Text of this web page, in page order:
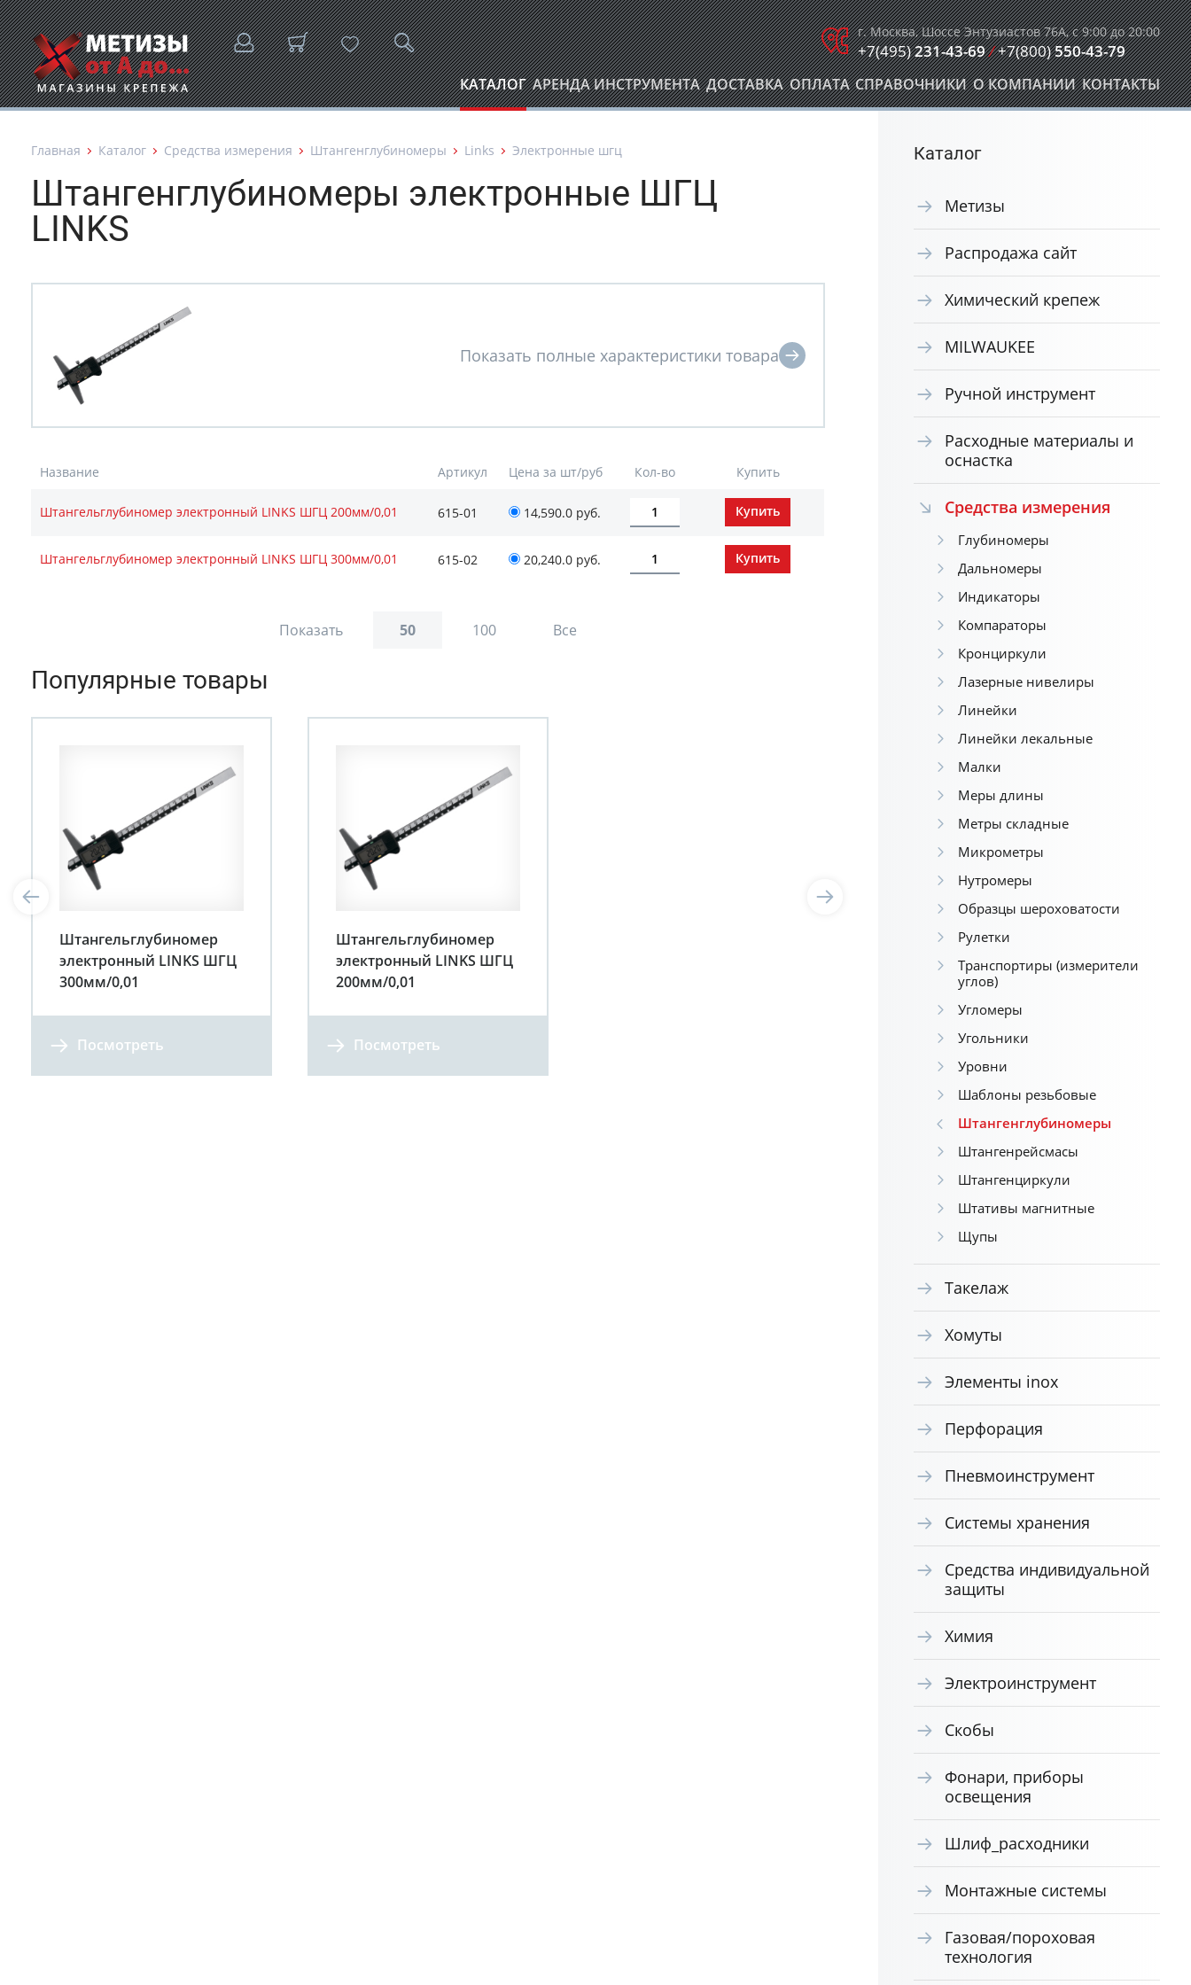
г. Москва, Шоссе Энтузиастов 76А, с 9:00 до 20:00
+7(495)231-43-69/+7(800)550-43-79
КАТАЛОГ АРЕНДА ИНСТРУМЕНТА ДОСТАВКА ОПЛАТА СПРАВОЧНИКИ О КОМПАНИИ КОНТАКТЫ
Главная Каталог Средства измерения Штангенглубиномеры Links Электронные шгц
Штангенглубиномеры электронные ШГЦ
LINKS
Название Артикул Цена за шт/руб Кол-во Купить
Штангельглубиномер электронный LINKS ШГЦ 200мм/0,01 615-01 14,590.0 руб.
Штангельглубиномер электронный LINKS ШГЦ 300мм/0,01 615-02 20,240.0 руб.
Показать 50 100 Все
Популярные товары
Штангельглубиномер
электронный LINKS ШГЦ
300мм/0,01
Посмотреть
Штангельглубиномер
электронный LINKS ШГЦ
200мм/0,01
Посмотреть
Каталог
Метизы
Распродажа сайт
Химический крепеж
MILWAUKEE
Ручной инструмент
Расходные материалы и
оснастка
Средства измерения
Глубиномеры
Дальномеры
Индикаторы
Компараторы
Кронциркули
Лазерные нивелиры
Линейки
Линейки лекальные
Малки
Меры длины
Метры складные
Микрометры
Нутромеры
Образцы шероховатости
Рулетки
Транспортиры (измерители
углов)
Угломеры
Угольники
Уровни
Шаблоны резьбовые
Штангенглубиномеры
Штангенрейсмасы
Штангенциркули
Штативы магнитные
Щупы
Такелаж
Хомуты
Элементы inox
Перфорация
Пневмоинструмент
Системы хранения
Средства индивидуальной
защиты
Химия
Электроинструмент
Скобы
Фонари, приборы
освещения
Шлиф_расходники
Монтажные системы
Газовая/пороховая
технология